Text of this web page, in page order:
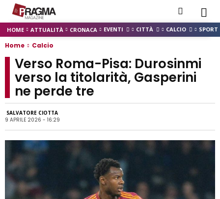
HOME ATTUALITÀ CRONACA EVENTI CITTÀ CALCIO SPORT
Home Calcio
Verso Roma-Pisa: Durosinmi
verso la titolarità, Gasperini
ne perde tre
SALVATORE CIOTTA
9 APRILE 2026 - 16:29